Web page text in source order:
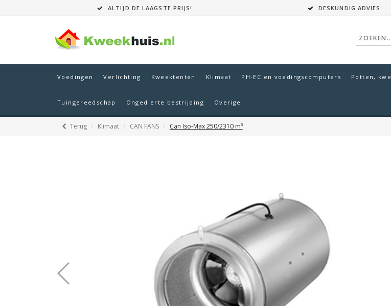
ALTIJD DE LAAGSTE PRIJS! DESKUNDIG ADVIES
Voedingen Verlichting Kweektenten Klimaat PH-EC en voedingscomputers Potten,
Tuingereedschap Ongedierte bestrijding Overige
Terug Klimaat CAN FANS Can Iso-Max 250/2310 m³